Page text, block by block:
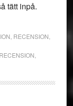
tätt inpå.
RECENSION